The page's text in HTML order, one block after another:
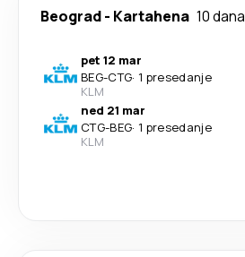
Beograd- Kartahena 10 dana
pet 12 mar
BEG-CTG· 1 presedanje
KLM
ned 21 mar
CTG-BEG· 1 presedanje
KLM